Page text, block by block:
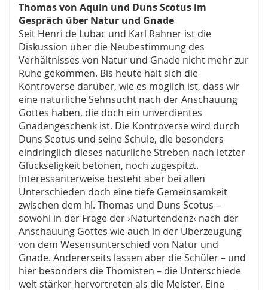
Thomas von Aquin und Duns Scotus im
Gespräch über Natur und Gnade
Seit Henri de Lubac und Karl Rahner ist die
Diskussion über die Neubestimmung des
Verhältnisses von Natur und Gnade nicht mehr zur
Ruhe gekommen. Bis heute hält sich die
Kontroverse darüber, wie es möglich ist, dass wir
eine natürliche Sehnsucht nach der Anschauung
Gottes haben, die doch ein unverdientes
Gnadengeschenk ist. Die Kontroverse wird durch
Duns Scotus und seine Schule, die besonders
eindringlich dieses natürliche Streben nach letzter
Glückseligkeit betonen, noch zugespitzt.
Interessanterweise besteht aber bei allen
Unterschieden doch eine tiefe Gemeinsamkeit
zwischen dem hl. Thomas und Duns Scotus –
sowohl in der Frage der ›Naturtendenz‹ nach der
Anschauung Gottes wie auch in der Überzeugung
von dem Wesensunterschied von Natur und
Gnade. Andererseits lassen aber die Schüler – und
hier besonders die Thomisten – die Unterschiede
weit stärker hervortreten als die Meister. Eine